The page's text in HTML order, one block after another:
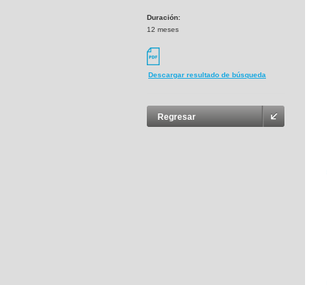
Duración:
12 meses
Descargar resultado de búsqueda
Regresar